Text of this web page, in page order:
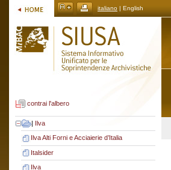
italiano | English
contrai l'albero
| Ilva
Ilva Alti Forni e Acciaierie d’Italia
Italsider
Ilva